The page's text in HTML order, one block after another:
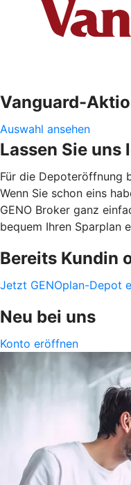
Vanguard-
Auswahl ansehen
Lassen Sie uns
Für die Depoteröffnung
Wenn Sie schon eins
GENO Broker ganz
bequem Ihren Sparplan
Bereits Kundin
Jetzt GENOplan-Depot
Neu bei uns
Konto eröffnen